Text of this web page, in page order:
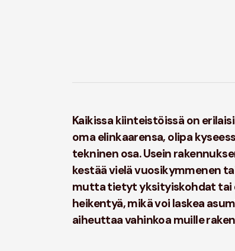
Kaikissa kiinteistöissä on
oma elinkaarensa, olipa
tekninen osa. Usein
kestää vielä vuosikymmenen
mutta tietyt yksityiskohdat tai
heikentyä, mikä voi laskea
aiheuttaa vahinkoa muille